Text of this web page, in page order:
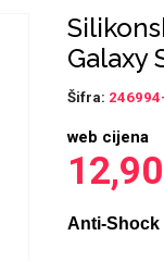
Galaxy
Šifra:
web cijena
12,90
Anti-Shock